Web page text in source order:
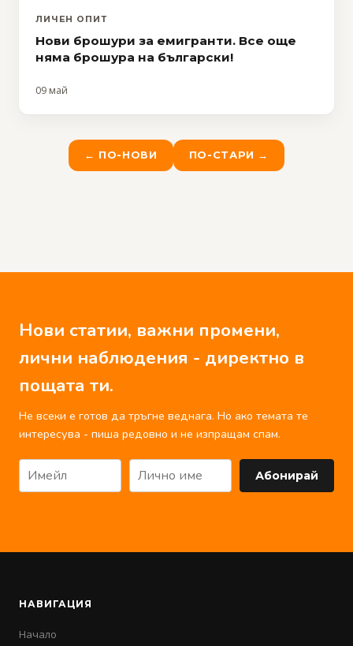
ЛИЧЕН ОПИТ
Нови брошури за емигранти. Все още
няма брошура на български!
09 май
← ПО-НОВИ ПО-СТАРИ →
Нови статии, важни промени,
лични наблюдения - директно в
пощата ти.
Не всеки е готов да тръгне веднага. Но ако темата те
интересува - пиша редовно и не изпращам спам.
Абонирай
НАВИГАЦИЯ
Начало